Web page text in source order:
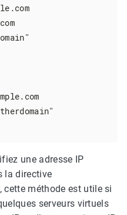
une adresse IP
la directive
cette méthode est utile si
serveurs virtuels